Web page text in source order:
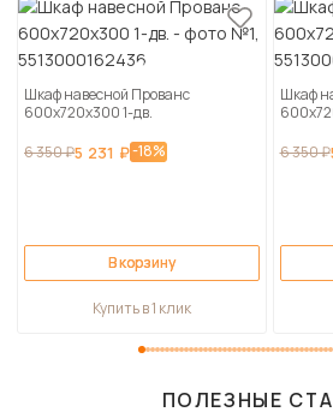
Шкаф навесной Прованс
600х720х300 1-дв.
6 350 ₽5 231 ₽-18%
В корзину
Купить в 1 клик
Шкаф
6 350 ₽
ПОЛЕЗНЫЕ